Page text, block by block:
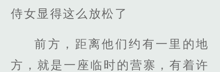
侍女显得这么放松了
前方，距离他们约有一里的地
方，就是一座临时的营寨，有着许